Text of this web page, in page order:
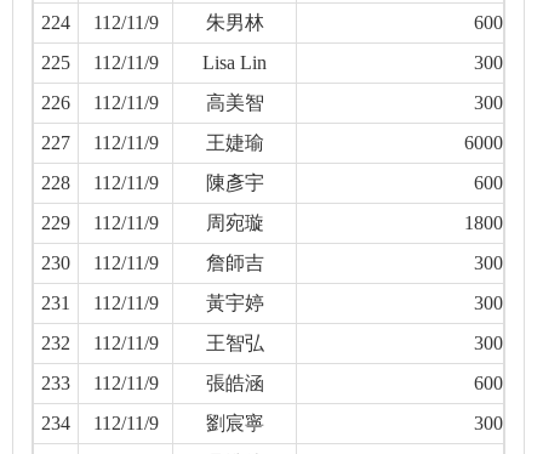
224
112/11/9 朱男林
600
225
112/11/9 Lisa Lin
300
226
112/11/9 高美智
300
227
112/11/9 王婕瑜
6000
228
112/11/9 陳彥宇
600
229
112/11/9 周宛璇
1800
230
112/11/9 詹師吉
300
231
112/11/9 黃宇婷
300
232
112/11/9 王智弘
300
233
112/11/9 張皓涵
600
234
112/11/9 劉宸寧
300